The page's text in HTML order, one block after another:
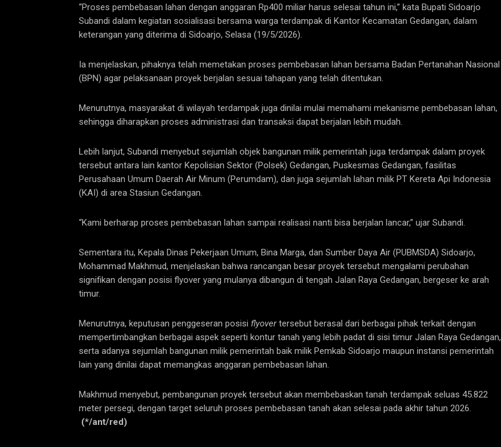
“Proses pembebasan lahan dengan anggaran Rp400 miliar harus selesai tahun ini,” kata Bupati Sidoarjo
Subandi dalam kegiatan sosialisasi bersama warga terdampak di Kantor Kecamatan Gedangan, dalam
keterangan yang diterima di Sidoarjo, Selasa (19/5/2026).
Ia menjelaskan, pihaknya telah memetakan proses pembebasan lahan bersama Badan Pertanahan Nasional
(BPN) agar pelaksanaan proyek berjalan sesuai tahapan yang telah ditentukan.
Menurutnya, masyarakat di wilayah terdampak juga dinilai mulai memahami mekanisme pembebasan lahan,
sehingga diharapkan proses administrasi dan transaksi dapat berjalan lebih mudah.
Lebih lanjut, Subandi menyebut sejumlah objek bangunan milik pemerintah juga terdampak dalam proyek
tersebut antara lain kantor Kepolisian Sektor (Polsek) Gedangan, Puskesmas Gedangan, fasilitas
Perusahaan Umum Daerah Air Minum (Perumdam), dan juga sejumlah lahan milik PT Kereta Api Indonesia
(KAI) di area Stasiun Gedangan.
“Kami berharap proses pembebasan lahan sampai realisasi nanti bisa berjalan lancar,” ujar Subandi.
Sementara itu, Kepala Dinas Pekerjaan Umum, Bina Marga, dan Sumber Daya Air (PUBMSDA) Sidoarjo,
Mohammad Makhmud, menjelaskan bahwa rancangan besar proyek tersebut mengalami perubahan
signifikan dengan posisi flyover yang mulanya dibangun di tengah Jalan Raya Gedangan, bergeser ke arah
timur.
Menurutnya, keputusan penggeseran posisi flyovertersebut berasal dari berbagai pihak terkait dengan
mempertimbangkan berbagai aspek seperti kontur tanah yang lebih padat di sisi timur Jalan Raya Gedangan,
serta adanya sejumlah bangunan milik pemerintah baik milik Pemkab Sidoarjo maupun instansi pemerintah
lain yang dinilai dapat memangkas anggaran pembebasan lahan.
Makhmud menyebut, pembangunan proyek tersebut akan membebaskan tanah terdampak seluas 45.822
meter persegi, dengan target seluruh proses pembebasan tanah akan selesai pada akhir tahun 2026.
(*/ant/red)